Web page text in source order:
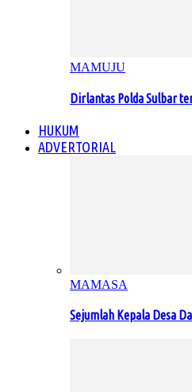
MAMUJU
Dirlantas Polda Sulbar
HUKUM
ADVERTORIAL
MAMASA
Sejumlah Kepala Desa